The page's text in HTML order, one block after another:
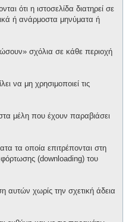
ότι η ιστοσελίδα διατηρεί σε
ή ανάρμοστα μηνύματα ή
σχόλια σε κάθε περιοχή
να μη χρησιμοποιεί τις
μέλη που έχουν παραβιάσει
τα οποία επιτρέπονται στη
(downloading) του
αυτών χωρίς την σχετική άδεια